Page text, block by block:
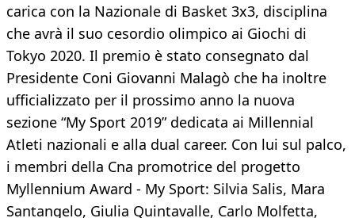
carica con la Nazionale di Basket 3x3, disciplina
che avrà il suo cesordio olimpico ai Giochi di
Tokyo 2020. Il premio è stato consegnato dal
Presidente Coni Giovanni Malagò che ha inoltre
ufficializzato per il prossimo anno la nuova
sezione “My Sport 2019” dedicata ai Millennial
Atleti nazionali e alla dual career. Con lui sul palco,
i membri della Cna promotrice del progetto
Myllennium Award - My Sport: Silvia Salis, Mara
Santangelo, Giulia Quintavalle, Carlo Molfetta,